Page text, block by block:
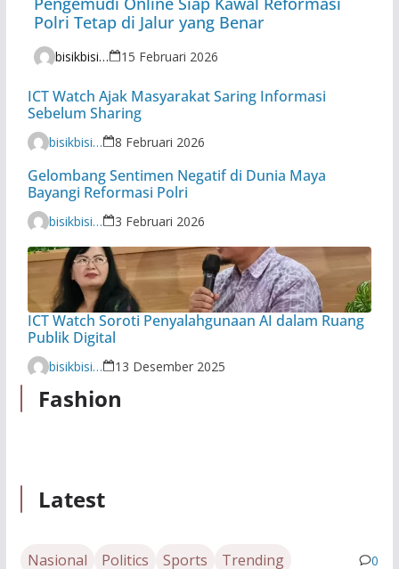
Polri Tetap di Jalur yang Benar
bisikbisiknews@gmail.com 15 Februari 2026
ICT Watch Ajak Masyarakat Saring Informasi
Sebelum Sharing
bisikbisiknews@gmail.com 8 Februari 2026
Gelombang Sentimen Negatif di Dunia Maya
Bayangi Reformasi Polri
bisikbisiknews@gmail.com 3 Februari 2026
ICT Watch Soroti Penyalahgunaan AI dalam Ruang
Publik Digital
bisikbisiknews@gmail.com 13 Desember 2025
Fashion
Latest
Nasional Politics Sports Trending 0